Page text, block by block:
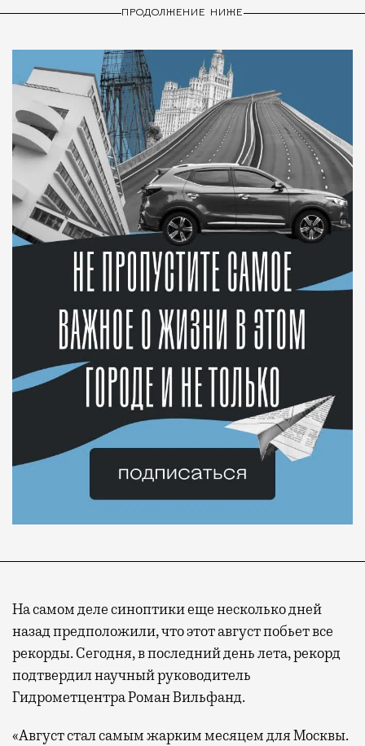
ПРОДОЛЖЕНИЕ НИЖЕ
На самом деле синоптики еще несколько дней
назад предположили, что этот август побьет все
рекорды. Сегодня, в последний день лета, рекорд
подтвердил научный руководитель
Гидрометцентра Роман Вильфанд.
«Август стал самым жарким месяцем для Москвы.